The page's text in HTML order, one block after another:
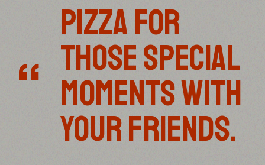
PIZZA FOR
THOSE SPECIAL
MOMENTS WITH
YOUR FRIENDS.